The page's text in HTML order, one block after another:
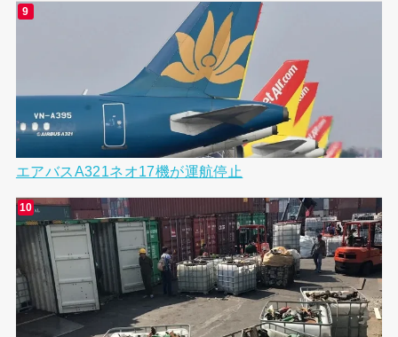
エアバスA321ネオ17機が運航停止